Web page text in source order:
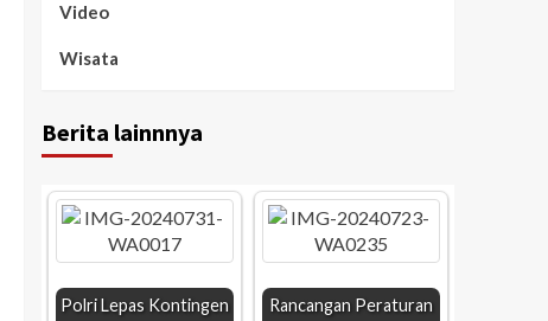
Video
Wisata
Berita lainnnya
Polri Lepas Kontingen
Rancangan Peraturan